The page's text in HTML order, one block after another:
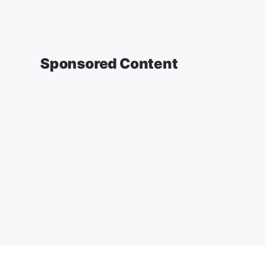
Sponsored Content